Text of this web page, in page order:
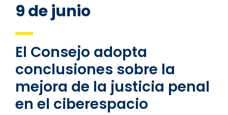
9 de junio
El Consejo adopta
conclusiones sobre la
mejora de la justicia penal
en el ciberespacio